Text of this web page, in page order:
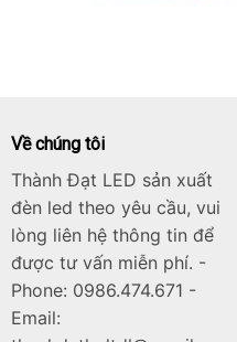
Về chúng tôi
Thành Đạt LED sản xuất
đèn led theo yêu cầu, vui
lòng liên hệ thông tin để
được tư vấn miễn phí. -
Phone: 0986.474.671 -
Email: